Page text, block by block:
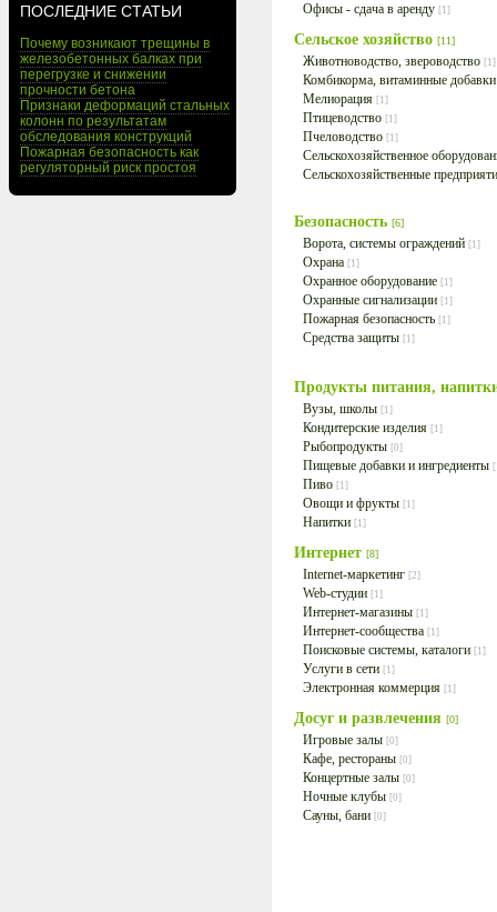
ПОСЛЕДНИЕ СТАТЬИ
Почему возникают трещины в
железобетонных балках при
перегрузке и снижении
прочности бетона
Признаки деформаций стальных
колонн по результатам
обследования конструкций
Пожарная безопасность как
регуляторный риск простоя
Офисы - сдача в аренду [1]
Сельское хозяйство [11]
Животноводство, звероводство [1]
Комбикорма, витаминные
Мелиорация [1]
Птицеводство [1]
Пчеловодство [1]
Сельскохозяйственное
Сельскохозяйственные
Безопасность [6]
Ворота, системы ограждений [1]
Охрана [1]
Охранное оборудование [1]
Охранные сигнализации [1]
Пожарная безопасность [1]
Средства защиты [1]
Продукты питания,
Вузы, школы [1]
Кондитерские изделия [1]
Рыбопродукты [0]
Пищевые добавки и ингредиенты
Пиво [1]
Овощи и фрукты [1]
Напитки [1]
Интернет [8]
Internet-маркетинг [2]
Web-студии [1]
Интернет-магазины [1]
Интернет-сообщества [1]
Поисковые системы, каталоги [1]
Услуги в сети [1]
Электронная коммерция [1]
Досуг и развлечения [0]
Игровые залы [0]
Кафе, рестораны [0]
Концертные залы [0]
Ночные клубы [0]
Сауны, бани [0]